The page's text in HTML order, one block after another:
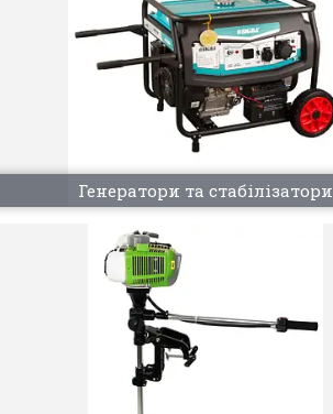
Генератори та стабілізатори